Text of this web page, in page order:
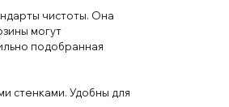
чистоты. Она
ины могут
подобранная
стенками. Удобны для